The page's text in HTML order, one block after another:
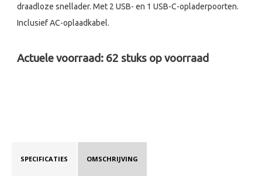
draadloze snellader. Met 2 USB- en 1 USB-C-opladerpoorten.
Inclusief AC-oplaadkabel.
Actuele voorraad: 62 stuks op voorraad
SPECIFICATIES OMSCHRIJVING